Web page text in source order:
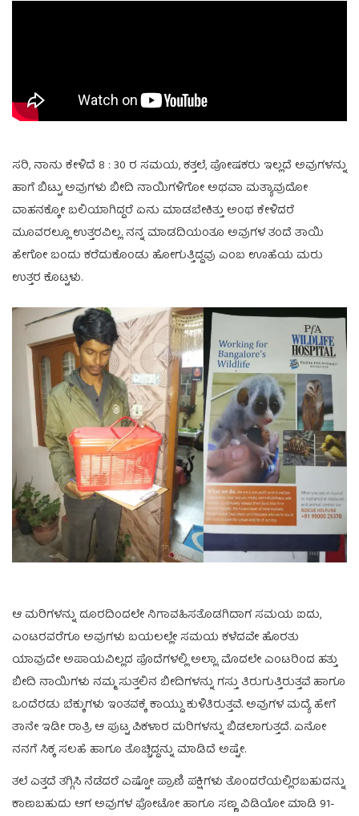
ಸರಿ, ನಾನು ಕೇಳಿದೆ 8 : 30 ರ ಸಮಯ, ಕತ್ತಲೆ, ಪೋಷಕರು ಇಲ್ಲದೆ ಅವುಗಳನ್ನು
ಹಾಗೆ ಬಿಟ್ಟು ಅವುಗಳು ಬೀದಿ ನಾಯಿಗಳಿಗೋ ಅಥವಾ ಮತ್ಯಾವುದೋ
ವಾಹನಕ್ಕೋ ಬಲಿಯಾಗಿದ್ದರೆ ಏನು ಮಾಡಬೇಕಿತ್ತು ಅಂಥ ಕೇಳಿದರೆ
ಮೂವರಲ್ಲೂ ಉತ್ತರವಿಲ್ಲ. ನನ್ನ ಮಾಡದಿಯಂತೂ ಅವುಗಳ ತಂದೆ ತಾಯಿ
ಹೇಗೋ ಬಂದು ಕರೆದುಕೊಂಡು ಹೋಗುತ್ತಿದ್ದವು ಎಂಬ ಊಹೆಯ ಮರು
ಉತ್ತರ ಕೊಟ್ಟಳು.
ಆ ಮರಿಗಳನ್ನು ದೂರದಿಂದಲೇ ನಿಗಾವಹಿಸತೊಡಗಿದಾಗ ಸಮಯ ಐದು,
ಎಂಟರವರೆಗೂ ಅವುಗಳು ಬಯಲಲ್ಲೇ ಸಮಯ ಕಳೆದವೇ ಹೊರತು
ಯಾವುದೇ ಅಪಾಯವಿಲ್ಲದ ಪೊದೆಗಳಲ್ಲಿ ಅಲ್ಲಾ. ಮೊದಲೇ ಎಂಟರಿಂದ ಹತ್ತು
ಬೀದಿ ನಾಯಿಗಳು ನಮ್ಮ ಸುತ್ತಲಿನ ಬೀದಿಗಳನ್ನು ಗಸ್ತು ತಿರುಗುತ್ತಿರುತ್ತವೆ ಹಾಗೂ
ಒಂದೆರಡು ಬೆಕ್ಕುಗಳು ಇಂತವಕ್ಕೆ ಕಾಯ್ದು ಕುಳಿತಿರುತ್ತವೆ. ಅವುಗಳ ಮದ್ಯೆ ಹೇಗೆ
ತಾನೇ ಇಡೀ ರಾತ್ರಿ ಆ ಪುಟ್ಟ ಪಿಕಳಾರ ಮರಿಗಳನ್ನು ಬಿಡಲಾಗುತ್ತದೆ. ಏನೋ
ನನಗೆ ಸಿಕ್ಕ ಸಲಹೆ ಹಾಗೂ ತೊಚ್ಚಿದ್ದನ್ನು ಮಾಡಿದೆ ಅಷ್ಟೇ.
ತಲೆ ಎತ್ತದೆ ತಗ್ಗಿಸಿ ನೆಡೆದರೆ ಎಷ್ಟೋ ಪ್ರಾಣಿ ಪಕ್ಷಿಗಳು ತೊಂದರೆಯಲ್ಲಿರಬಹುದನ್ನು
ಕಾಣಬಹುದು ಆಗ ಅವುಗಳ ಫೋಟೋ ಹಾಗೂ ಸಣ್ಣ ವಿಡಿಯೋ ಮಾಡಿ 91-